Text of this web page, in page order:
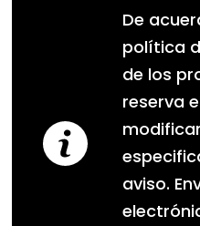
De
política
de los
reserva
aviso.